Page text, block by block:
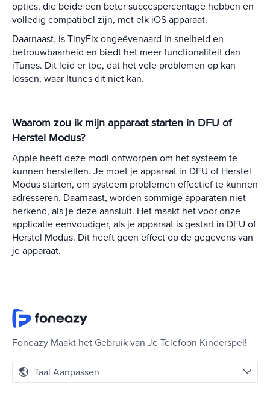
opties, die beide een beter succespercentage hebben en
volledig compatibel zijn, met elk iOS apparaat.
Daarnaast, is TinyFix ongeëvenaard in snelheid en
betrouwbaarheid en biedt het meer functionaliteit dan
iTunes. Dit leid er toe, dat het vele problemen op kan
lossen, waar Itunes dit niet kan.
Waarom zou ik mijn apparaat starten in DFU of
Herstel Modus?
Apple heeft deze modi ontworpen om het systeem te
kunnen herstellen. Je moet je apparaat in DFU of Herstel
Modus starten, om systeem problemen effectief te kunnen
adresseren. Daarnaast, worden sommige apparaten niet
herkend, als je deze aansluit. Het maakt het voor onze
applicatie eenvoudiger, als je apparaat is gestart in DFU of
Herstel Modus. Dit heeft geen effect op de gegevens van
je apparaat.
Foneazy Maakt het Gebruik van Je Telefoon Kinderspel!
Taal Aanpassen